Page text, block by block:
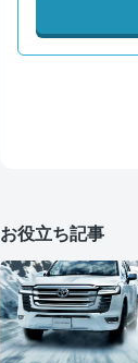
お役立ち記事